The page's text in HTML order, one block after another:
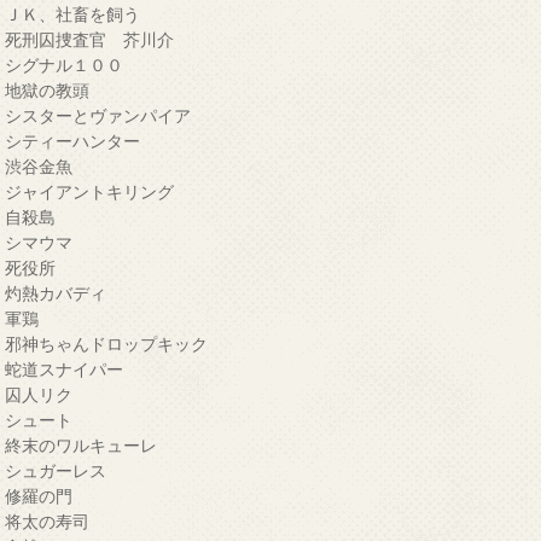
ＪＫ、社畜を飼う
死刑囚捜査官 芥川介
シグナル１００
地獄の教頭
シスターとヴァンパイア
シティーハンター
渋谷金魚
ジャイアントキリング
自殺島
シマウマ
死役所
灼熱カバディ
軍鶏
邪神ちゃんドロップキック
蛇道スナイパー
囚人リク
シュート
終末のワルキューレ
シュガーレス
修羅の門
将太の寿司